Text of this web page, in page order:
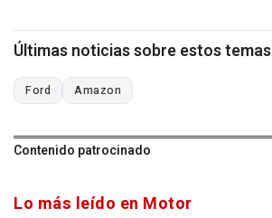
Últimas noticias sobre estos temas
Ford Amazon
Contenido patrocinado
Lo más leído en Motor